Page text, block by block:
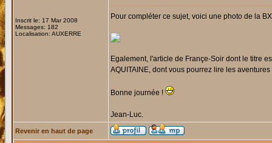
Inscrit le: 17 Mar 2008
Messages: 182
Localisation: AUXERRE
Pour compléter ce sujet, voici une photo de la
Egalement, l'article de Françe-Soir dont le titre
AQUITAINE, dont vous pourrez lire les
Bonne journée !
Jean-Luc.
Revenir en haut de page